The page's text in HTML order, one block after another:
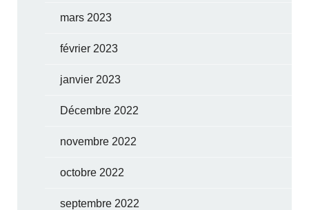
mars 2023
février 2023
janvier 2023
Décembre 2022
novembre 2022
octobre 2022
septembre 2022